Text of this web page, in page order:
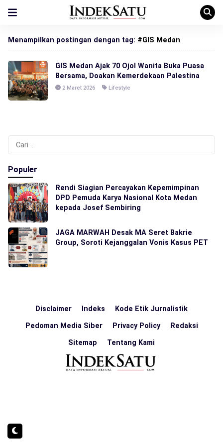
Menampilkan postingan dengan tag: #GIS Medan
GIS Medan Ajak 70 Ojol Wanita Buka Puasa
Bersama, Doakan Kemerdekaan Palestina
2 Maret 2026 Lifestyle
Cari
untuk:
Populer
Rendi Siagian Percayakan Kepemimpinan
DPD Pemuda Karya Nasional Kota Medan
kepada Josef Sembiring
JAGA MARWAH Desak MA Seret Bakrie
Group, Soroti Kejanggalan Vonis Kasus PET
Disclaimer Indeks Kode Etik Jurnalistik
Pedoman Media Siber Privacy Policy Redaksi
Sitemap Tentang Kami